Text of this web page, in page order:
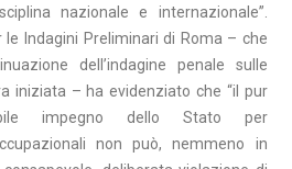
nazionale e internazionale”.
le Indagini Preliminari di Roma – che
dell’indagine penale sulle
iniziata – ha evidenziato che “il pur
impegno dello Stato per
non può, nemmeno in